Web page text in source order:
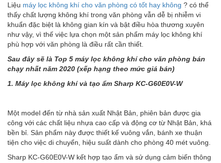
Liệu máy lọc không khí cho văn phòng có tốt hay không ? có thể
thấy chất lượng không khí trong văn phòng vẫn dễ bị nhiễm vi
khuẩn đặc biệt là không gian kín và bật điều hòa thương xuyên
như vậy, vì thế việc lựa chọn một sản phẩm máy lọc không khí
phù hợp với văn phòng là điều rất cần thiết.
Sau đây sẽ là Top 5 máy lọc không khí cho văn phòng bán
chạy nhất năm 2020 (xếp hạng theo mức giá bán)
1. Máy lọc không khí và tạo ẩm Sharp KC-G60E0V-W
Một model đến từ nhà sản xuất Nhật Bản, phiên bản được gia
công với các chất liệu nhựa cao cấp và động cơ từ Nhật Bản, khá
bền bỉ. Sản phẩm này được thiết kế vuông vắn, bánh xe thuận
tiện cho việc di chuyển, hiệu suất dành cho phòng 40 mét vuông.
Sharp KC-G60E0V-W kết hợp tạo ẩm và sử dụng cảm biến thông